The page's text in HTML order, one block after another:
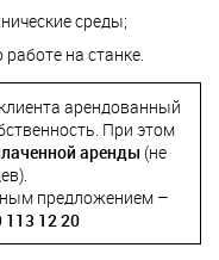
среды;
на станке.
арендованный
При этом
аренды (не
предложением –
113 12 20